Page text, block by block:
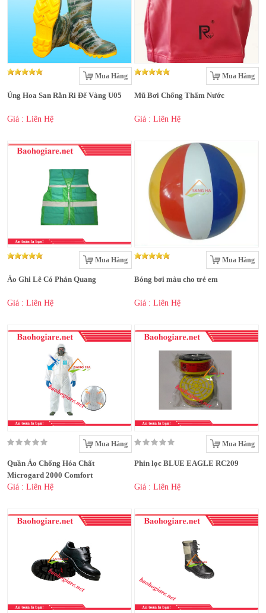
Mua Hàng
Ủng Hoa San Rằn Ri Đế Vàng U05
Giá : Liên Hệ
Mua Hàng
Mũ Bơi Chống Thấm Nước
Giá : Liên Hệ
Mua Hàng
Áo Ghi Lê Có Phản Quang
Giá : Liên Hệ
Mua Hàng
Bóng bơi màu cho trẻ em
Giá : Liên Hệ
Mua Hàng
Quần Áo Chống Hóa Chất
Microgard 2000 Comfort
Giá : Liên Hệ
Mua Hàng
Phin lọc BLUE EAGLE RC209
Giá : Liên Hệ